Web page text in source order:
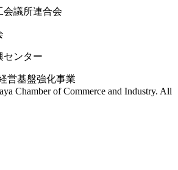
会議所連合会
センター
営基盤強化事業
Chamber of Commerce and Industry. All